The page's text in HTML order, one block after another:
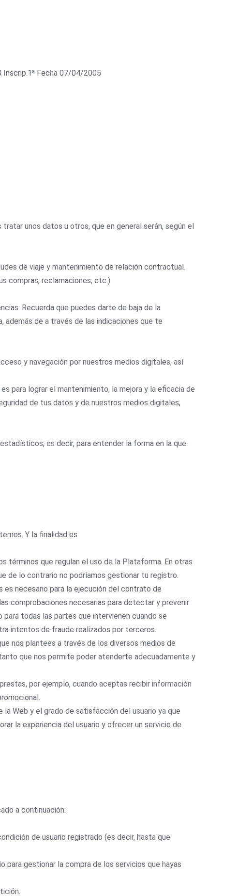
Inscrip.1ª Fecha 07/04/2005
unos datos u otros, que en general serán, según el
de viaje y mantenimiento de relación contractual.
compras, reclamaciones, etc.)
Recuerda que puedes darte de baja de la
de a través de las indicaciones que te
y navegación por nuestros medios digitales, así
para lograr el mantenimiento, la mejora y la eficacia de
de tus datos y de nuestros medios digitales,
es decir, para entender la forma en la que
Y la finalidad es:
términos que regulan el uso de la Plataforma. En otras
de lo contrario no podríamos gestionar tu registro.
necesario para la ejecución del contrato de
comprobaciones necesarias para detectar y prevenir
todas las partes que intervienen cuando se
intentos de fraude realizados por terceros.
nos plantees a través de los diversos medios de
que nos permite poder atenderte adecuadamente y
por ejemplo, cuando aceptas recibir información
la Web y el grado de satisfacción del usuario ya que
la experiencia del usuario y ofrecer un servicio de
a continuación:
de usuario registrado (es decir, hasta que
gestionar la compra de los servicios que hayas